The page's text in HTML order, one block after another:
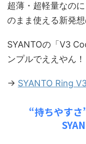
超薄・超軽量なの
のまま使える新発想
SYANTOの「V3
ンプルでええやん！
→ SYANTO Ring
“持ちやすさ